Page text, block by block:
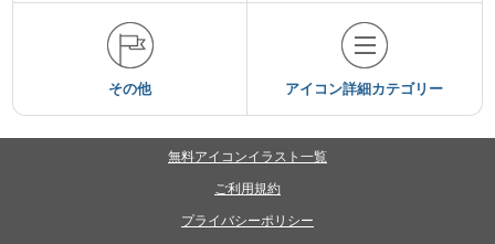
その他 アイコン詳細カテゴリー
無料アイコンイラスト一覧
ご利用規約
プライバシーポリシー